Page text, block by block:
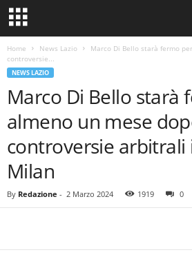
Home News Lazio
Marco Di Bello starà fermo
controversie...
NEWS LAZIO
Marco Di Bello starà
almeno un mese
controversie arbitrali
Milan
By Redazione - 2 Marzo 2024 1919 0